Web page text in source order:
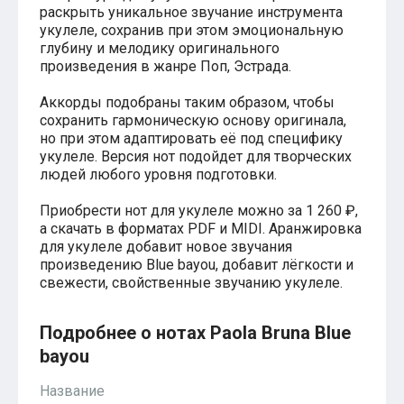
Хатико
Реквием по мечте
Пираты Карибского моря
Сумерки
Звездные войны
Ла ла Ленд
Ромео и Джульетта (1968)
Бумер
Аладдин (2019)
Король лев (2019)
Брат-2
Властелин колец: Братство Кольца
Гордость и предубеждение
Классическая музыка
Времена года - Вивальди
Сонаты Бетховена
Ноты для вальса
Из мультфильмов
Холодное сердце
раскрыть уникальное звучание инструмента
укулеле, сохранив при этом эмоциональную
глубину и мелодику оригинального
произведения в жанре Поп, Эстрада.
Аккорды подобраны таким образом, чтобы
сохранить гармоническую основу оригинала,
но при этом адаптировать её под специфику
укулеле. Версия нот подойдет для творческих
людей любого уровня подготовки.
Приобрести нот для укулеле можно за 1 260 ₽,
а скачать в форматах PDF и MIDI. Аранжировка
для укулеле добавит новое звучания
произведению Blue bayou, добавит лёгкости и
свежести, свойственные звучанию укулеле.
Подробнее о нотах Paola Bruna Blue
bayou
Название